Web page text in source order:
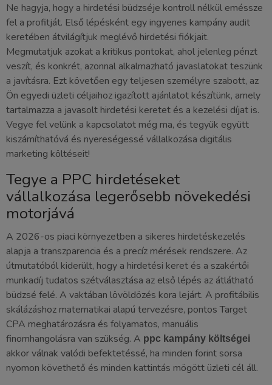
Ne hagyja, hogy a hirdetési büdzséje kontroll nélkül eméssze
fel a profitját. Első lépésként egy ingyenes kampány audit
keretében átvilágítjuk meglévő hirdetési fiókjait.
Megmutatjuk azokat a kritikus pontokat, ahol jelenleg pénzt
veszít, és konkrét, azonnal alkalmazható javaslatokat teszünk
a javításra. Ezt követően egy teljesen személyre szabott, az
Ön egyedi üzleti céljaihoz igazított ajánlatot készítünk, amely
tartalmazza a javasolt hirdetési keretet és a kezelési díjat is.
Vegye fel velünk a kapcsolatot még ma, és tegyük együtt
kiszámíthatóvá és nyereségessé vállalkozása digitális
marketing költéseit!
Tegye a PPC hirdetéseket
vállalkozása legerősebb növekedési
motorjává
A 2026-os piaci környezetben a sikeres hirdetéskezelés
alapja a transzparencia és a precíz mérések rendszere. Az
útmutatóból kiderült, hogy a hirdetési keret és a szakértői
munkadíj tudatos szétválasztása az első lépés az átlátható
büdzsé felé. A vaktában lövöldözés kora lejárt. A profitábilis
skálázáshoz matematikai alapú tervezésre, pontos Target
CPA meghatározásra és folyamatos, manuális
finomhangolásra van szükség. A ppc kampány költségei
akkor válnak valódi befektetéssé, ha minden forint sorsa
nyomon követhető és minden kattintás mögött üzleti cél áll.